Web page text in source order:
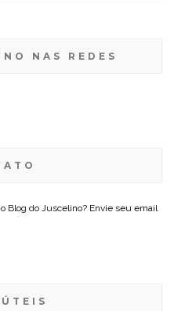
NAS REDES
Blog do Juscelino? Envie seu email